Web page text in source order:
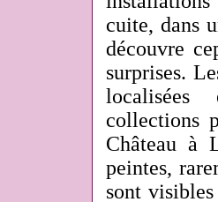
cuite, dans
découvre
surprises.
collections
Château à
peintes,
sont